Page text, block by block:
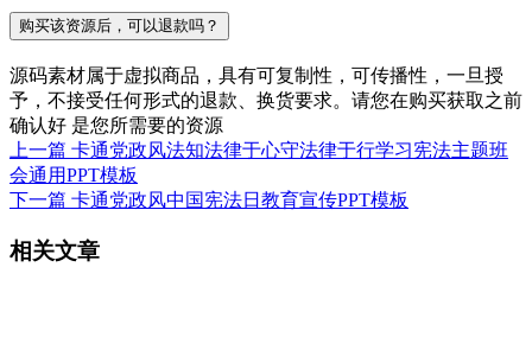
购买该资源后，可以退款吗？
源码素材属于虚拟商品，具有可复制性，可传播性，一旦授
予，不接受任何形式的退款、换货要求。请您在购买获取之前
确认好 是您所需要的资源
上一篇 卡通党政风法知法律于心守法律于行学习宪法主题班
会通用PPT模板
下一篇 卡通党政风中国宪法日教育宣传PPT模板
相关文章